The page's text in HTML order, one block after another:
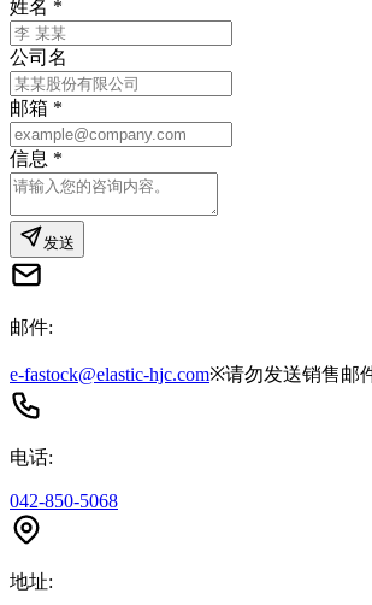
姓名 *
公司名
邮箱 *
信息 *
发送
邮件:
e-fastock@elastic-hjc.com※请勿发送销售邮
电话:
042-850-5068
地址: